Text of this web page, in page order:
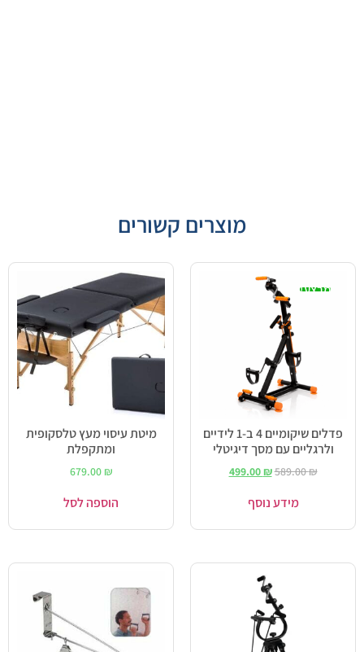
מוצרים קשורים
מבצע!
פדלים שיקומיים 4 ב-1 לידיים
ולרגליים עם מסך דיגיטלי
589.00₪
499.00₪
מידע נוסף
מיטת עיסוי מעץ טלסקופית
ומתקפלת
679.00 ₪
הוספה לסל